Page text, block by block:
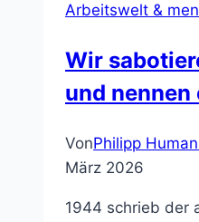
Arbeitswelt &
Wir
und
VonPhilipp
März 2026
1944 schrieb der